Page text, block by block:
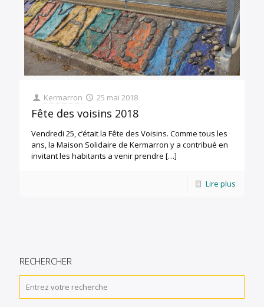
Kermarron 25 mai 2018
Fête des voisins 2018
Vendredi 25, c’était la Fête des Voisins. Comme tous les
ans, la Maison Solidaire de Kermarron y a contribué en
invitant les habitants a venir prendre […]
Lire plus
RECHERCHER